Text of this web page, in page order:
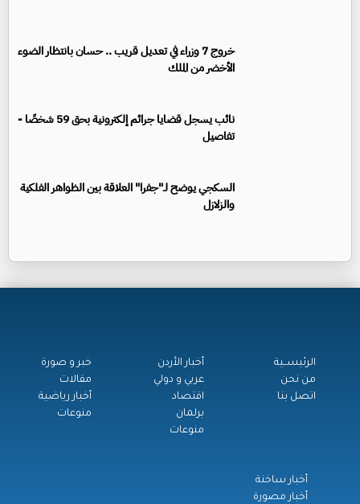
خروج 7 وزراء في تعديل قريب .. حسان بانتظار الضوء
الأخضر من الملك
نائب يسجل قضايا جرائم إلكترونية بحق 59 شخصًا -
تفاصيل
السكجي يوضح لـ"جفرا" العلاقة بين الظواهر الفلكية
والزلازل
الرئيســية
من نحن
اتصل بنا
أخبار الأردن
عربي و دولي
اقتصاد
برلمان
منوعات
خبر و صورة
مقالات
أخبار رياضية
منوعات
أخبار ساخنة
أخبار مصورة